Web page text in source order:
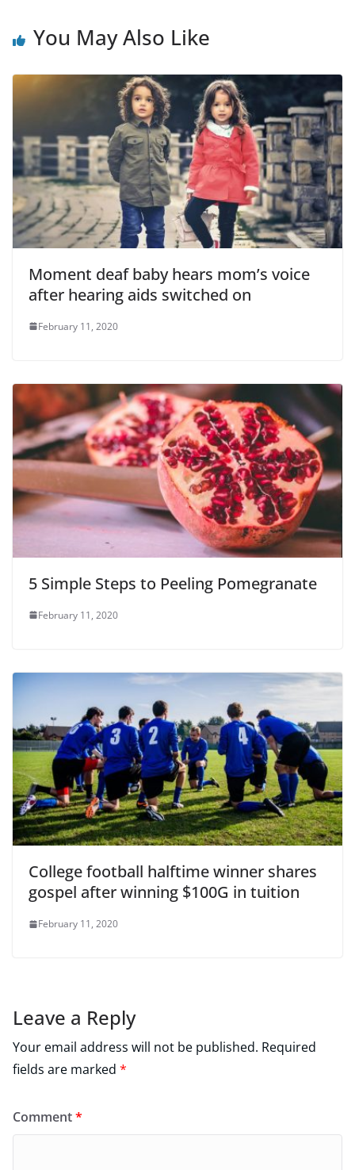
You May Also Like
Moment deaf baby hears mom’s voice
after hearing aids switched on
February 11, 2020
5 Simple Steps to Peeling Pomegranate
February 11, 2020
College football halftime winner shares
gospel after winning $100G in tuition
February 11, 2020
Leave a Reply
Your email address will not be published. Required
fields are marked *
Comment*